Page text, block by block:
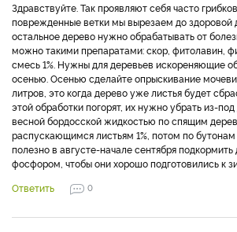
Здравствуйте. Так проявляют себя часто
поврежденные ветки мы вырезаем до здоровой
остальное дерево нужно обрабатывать от
можно такими препаратами: скор, фитолавин,
смесь 1%. Нужны для деревьев искореняющие
осенью. Осенью сделайте опрыскивание
литров, это когда дерево уже листья будет
этой обработки погорят, их нужно убрать из-
весной бордосской жидкостью по спящим
распускающимся листьям 1%, потом по
полезно в августе-начале сентября
фосфором, чтобы они хорошо подготовились к
Ответить
0